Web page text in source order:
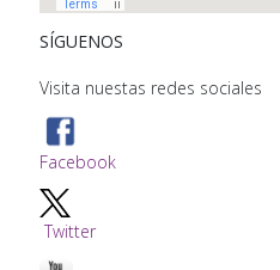
SÍGUENOS
Visita nuestas redes sociales
Facebook
Twitter